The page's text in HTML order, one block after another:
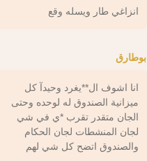
انزاغي طار ويسله وقع
ابوطارق
انا اشوف ال**يغرد وحيدآ كل
ميزانية الصندوق له لوحده وحتى
الجان متقدر تقرب *ي في شي
لجان المنشطات لجان الحكام
والصندوق اتضح كل شي لهم